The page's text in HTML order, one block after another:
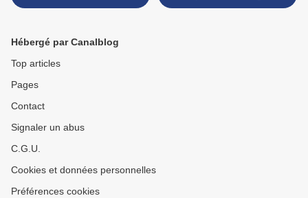
du chef CUSTOS) >
Hébergé par Canalblog
Top articles
Pages
Contact
Signaler un abus
C.G.U.
Cookies et données personnelles
Préférences cookies